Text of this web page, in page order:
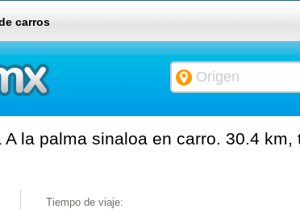
carros
la palma sinaloa en carro. 30.4
Tiempo de viaje: